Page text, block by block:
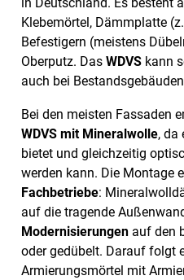
Klebemörtel, Dämmplatte
Befestigern (meistens
Oberputz. Das WDVS kann
auch bei
Bei den meisten Fassaden
WDVS mit Mineralwolle, da
bietet und gleichzeitig
werden kann. Die Montage
Fachbetriebe:
auf die tragende
Modernisierungen auf den
oder gedübelt. Darauf folgt
Armierungsmörtel mit